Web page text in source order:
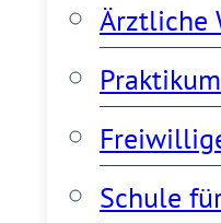
Ärztliche
Praktikum
Schule